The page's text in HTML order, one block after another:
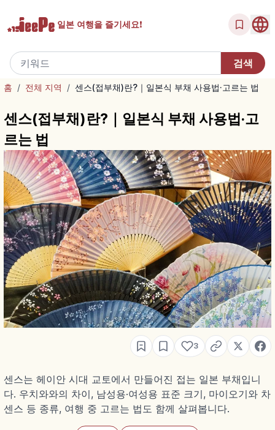
일본 여행을 즐기세요!
홈 / 전체 지역 / 센스(접부채)란?｜일본식 부채 사용법·고르는 법
센스(접부채)란?｜일본식 부채 사용법·고
르는 법
3
센스는 헤이안 시대 교토에서 만들어진 접는 일본 부채입니
다. 우치와와의 차이, 남성용·여성용 표준 크기, 마이오기와 차
센스 등 종류, 여행 중 고르는 법도 함께 살펴봅니다.